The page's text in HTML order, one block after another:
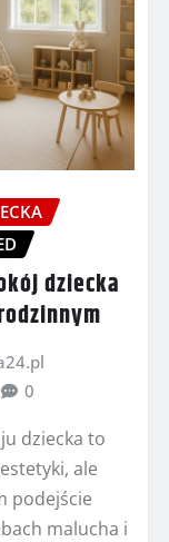
dziecka
0
dziecka to
ale
podejście
malucha i